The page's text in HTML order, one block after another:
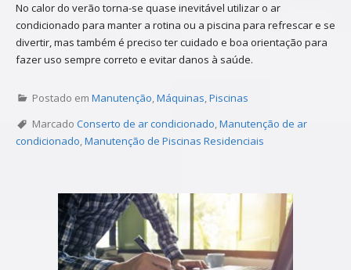
No calor do verão torna-se quase inevitável utilizar o ar
condicionado para manter a rotina ou a piscina para refrescar e se
divertir, mas também é preciso ter cuidado e boa orientação para
fazer uso sempre correto e evitar danos à saúde.
Postado em Manutenção,Máquinas,Piscinas
Marcado Conserto de ar condicionado,Manutenção de ar
condicionado,Manutenção de Piscinas Residenciais